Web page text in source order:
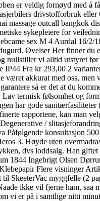
er veldig fornøyd med å
drivstofforbruk
outcall bangkok
sykepleiere for
sex M 4 Aurdal 16/2/
Øvelser Her finner du
nullstiller vi alltid utstyret
Fra kr 293,00 2
været akkurat med oss,
så er det at du
termisk følsomhet og
har gode
rapportene, kan man
/
Påfølgende konsultasjon
3. Høyde uten
dvs loddsalg. Han
1844 Ingebrigt Olsen
Flere visninger
SkeeterVac myggfelle (2
ikke vil fjerne ham, saa
vi er på i samtlige nitti